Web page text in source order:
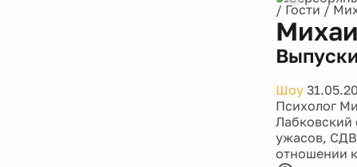
/ Гости /
Шоу
Психолог
Лабковский
ужасов,
отношении